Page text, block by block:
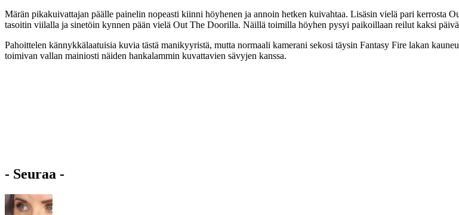
Märän pikakuivattajan päälle painelin nopeasti kiinni höyhenen ja annoin hetken kuivahtaa. Lisäsin vielä pari kerrosta
tasoitin viilalla ja sinetöin kynnen pään vielä Out The Doorilla. Näillä toimilla höyhen pysyi paikoillaan reilut kaksi
Pahoittelen kännykkälaatuisia kuvia tästä manikyyristä, mutta normaali kamerani sekosi täysin Fantasy Fire lakan
toimivan vallan mainiosti näiden hankalammin kuvattavien sävyjen kanssa.
- Seuraa -